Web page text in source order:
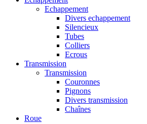
Echappement
Divers echappement
Silencieux
Tubes
Colliers
Ecrous
Transmission
Transmission
Couronnes
Pignons
Divers transmission
Chaînes
Roue